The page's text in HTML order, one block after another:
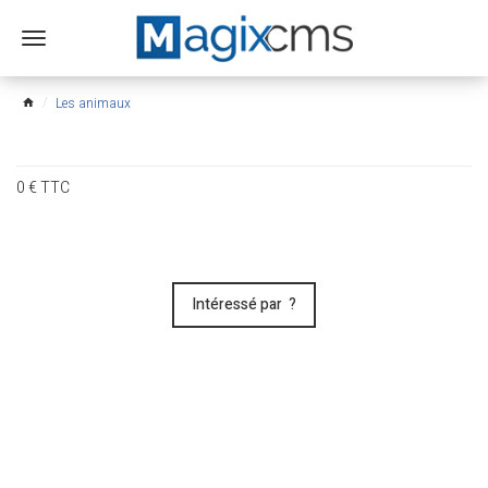
Ouvrir
menu
home Les animaux
0€TTC
Intéressé par ?